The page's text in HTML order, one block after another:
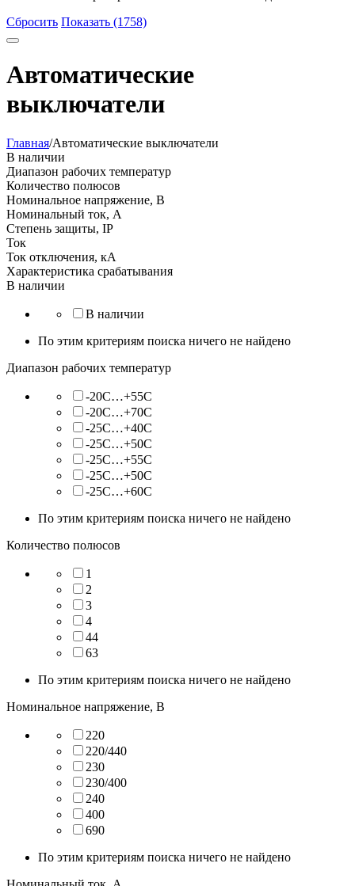
Сбросить Показать (1758)
Автоматические
выключатели
Главная/Автоматические выключатели
В наличии
Диапазон рабочих температур
Количество полюсов
Номинальное напряжение, В
Номинальный ток, А
Степень защиты, IP
Ток
Ток отключения, кА
Характеристика срабатывания
В наличии
В наличии
По этим критериям поиска ничего не найдено
Диапазон рабочих температур
-20С…+55С
-20С…+70С
-25C…+40C
-25C…+50C
-25C…+55C
-25С…+50С
-25С…+60С
По этим критериям поиска ничего не найдено
Количество полюсов
1
2
3
4
44
63
По этим критериям поиска ничего не найдено
Номинальное напряжение, В
220
220/440
230
230/400
240
400
690
По этим критериям поиска ничего не найдено